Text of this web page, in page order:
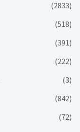
(2833)
(518)
(391)
(222)
(3)
(842)
(72)